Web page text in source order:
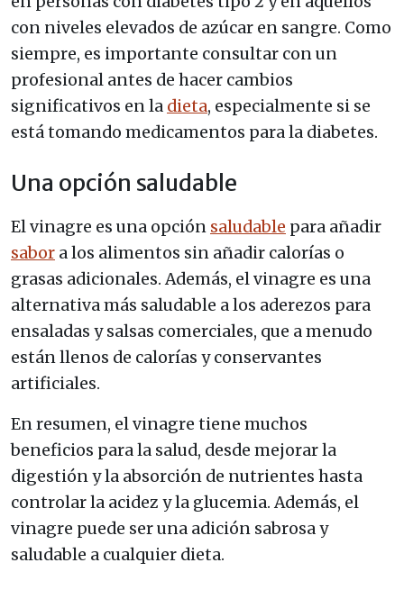
con niveles elevados de azúcar en sangre. Como
siempre, es importante consultar con un
profesional antes de hacer cambios
significativos en la dieta, especialmente si se
está tomando medicamentos para la diabetes.
Una opción saludable
El vinagre es una opción saludable para añadir
sabor a los alimentos sin añadir calorías o
grasas adicionales. Además, el vinagre es una
alternativa más saludable a los aderezos para
ensaladas y salsas comerciales, que a menudo
están llenos de calorías y conservantes
artificiales.
En resumen, el vinagre tiene muchos
beneficios para la salud, desde mejorar la
digestión y la absorción de nutrientes hasta
controlar la acidez y la glucemia. Además, el
vinagre puede ser una adición sabrosa y
saludable a cualquier dieta.